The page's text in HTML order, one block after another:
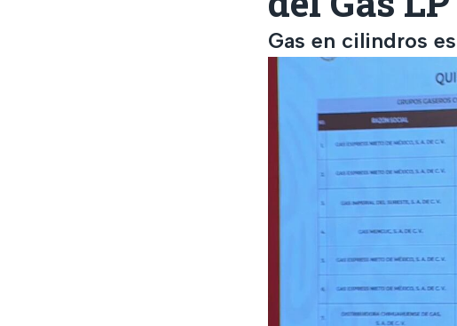
Gas en cilindros